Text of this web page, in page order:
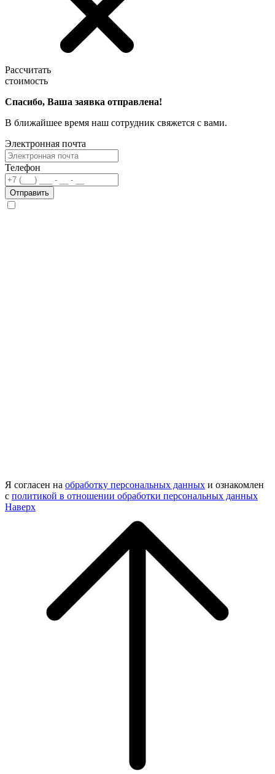
Рассчитать
стоимость
Спасибо, Ваша заявка отправлена!
В ближайшее время наш сотрудник свяжется с вами.
Электронная почта
Телефон
Отправить
Я согласен на обработку персональных данных и ознакомлен
с политикой в отношении обработки персональных данных
Наверх